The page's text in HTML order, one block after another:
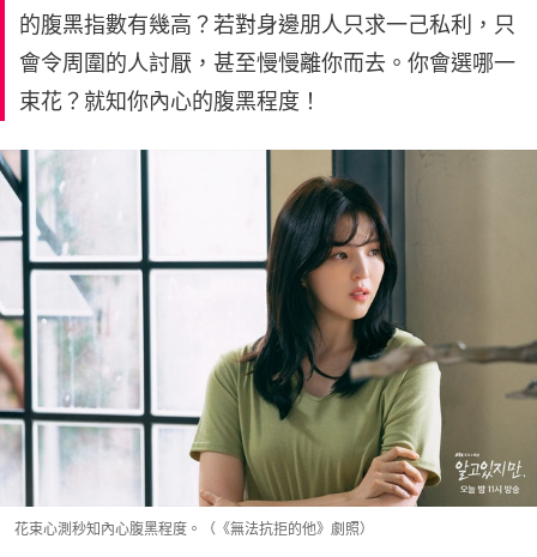
的腹黑指數有幾高？若對身邊朋人只求一己私利，只
會令周圍的人討厭，甚至慢慢離你而去。你會選哪一
束花？就知你內心的腹黑程度！
花束心測秒知內心腹黑程度。（《無法抗拒的他》劇照）